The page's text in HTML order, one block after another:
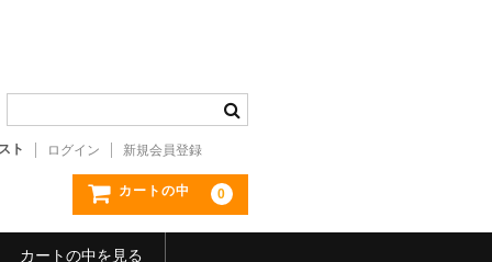
ト ログイン 新規会員登録
カートの中 0
カートの中を見る